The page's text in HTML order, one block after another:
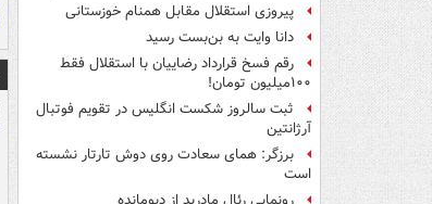
پیروزی استقلال مقابل همنام خوزستانی
دانا وایت به بن‌بست رسید
رقم فسخ قرارداد رضاییان با استقلال فقط
۱۰۰میلیون تومان!
ثبت سالروز شکست انگلیس در تقویم فوتبال
آرژانتین
برزگر: همای سعادت روی دوش تارتار نشسته
است